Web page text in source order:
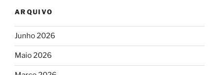
ARQUIVO
Junho 2026
Maio 2026